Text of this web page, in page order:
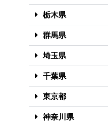
栃木県
群馬県
埼玉県
千葉県
東京都
神奈川県